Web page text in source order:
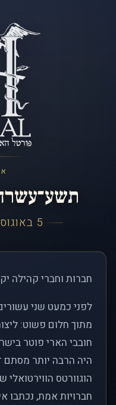
5 באוגוסט 2007 – 2026
חברות וחברי קהילה
מתוך חלום פשוט:
חובבי הארי פוטר
היה הרבה יותר מסתם
הוגוורטס
חברויות אמת, נכתבו